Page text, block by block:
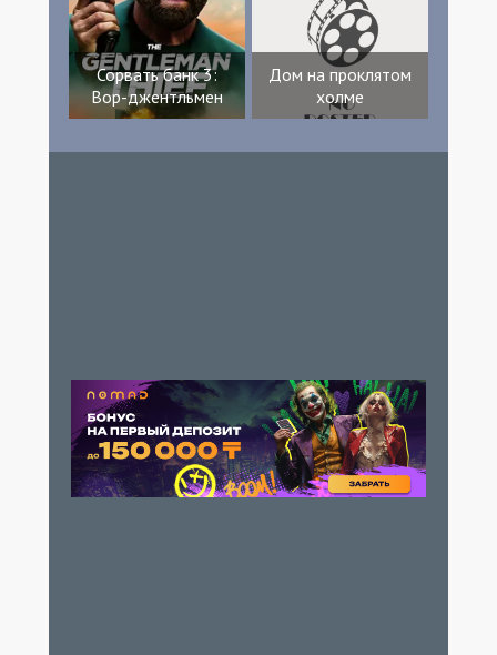
Сорвать банк 3:
Вор-джентльмен
Дом на проклятом
холме